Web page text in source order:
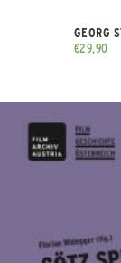
GEORG
€29,90